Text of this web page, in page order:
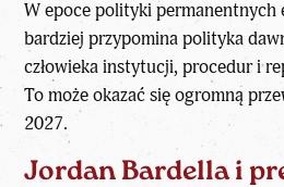
W epoce polityki permanentnych
bardziej przypomina polityka
człowieka instytucji, procedur i
To może okazać się ogromną
2027.
Jordan Bardella i